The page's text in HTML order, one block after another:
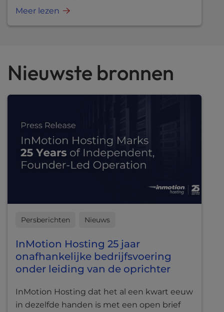
Meer lezen
Nieuwste bronnen
Persberichten Nieuws
InMotion Hosting 25 jaar
onafhankelijke bedrijfsvoering
onder leiding van de oprichter
InMotion Hosting dat het al een kwart eeuw
in dezelfde handen is met een open brief